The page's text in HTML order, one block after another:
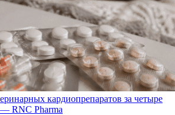
кардиопрепаратов за четыре
— RNC Pharma